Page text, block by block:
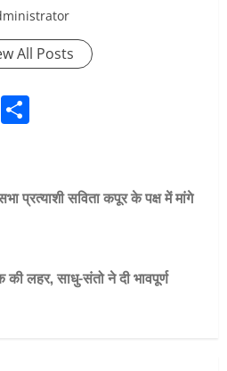
All Posts
WhatsApp
प्रत्याशी सविता कपूर के पक्ष में मांगे
लहर, साधु-संतो ने दी भावपूर्ण